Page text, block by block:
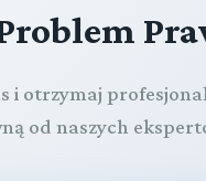
i otrzymaj
od naszych